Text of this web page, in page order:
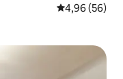
Середня
4,96 (56)